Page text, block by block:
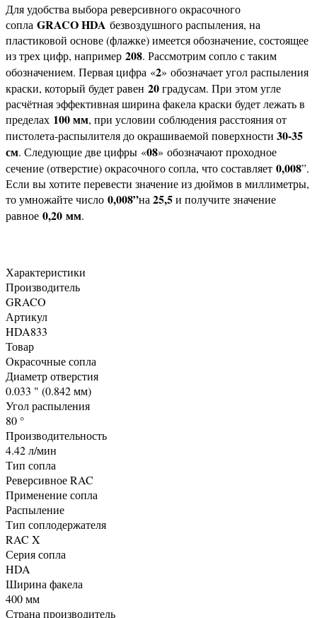
Для удобства выбора реверсивного окрасочного
сопла GRACO HDA безвоздушного распыления, на
пластиковой основе (флажке) имеется обозначение, состоящее
из трех цифр, например 208. Рассмотрим сопло с таким
обозначением. Первая цифра «2» обозначает угол распыления
краски, который будет равен 20градусам. При этом угле
расчётная эффективная ширина факела краски будет лежать в
пределах 100 мм, при условии соблюдения расстояния от
пистолета-распылителя до окрашиваемой поверхности 30-35
см. Следующие две цифры «08» обозначают проходное
сечение (отверстие) окрасочного сопла, что составляет 0,008”.
Если вы хотите перевести значение из дюймов в миллиметры,
то умножайте число 0,008”на 25,5и получите значение
равное 0,20 мм.
Характеристики
Производитель
GRACO
Артикул
HDA833
Товар
Окрасочные сопла
Диаметр отверстия
0.033 " (0.842 мм)
Угол распыления
80 °
Производительность
4.42 л/мин
Тип сопла
Реверсивное RAC
Применение сопла
Распыление
Тип соплодержателя
RAC X
Серия сопла
HDA
Ширина факела
400 мм
Страна производитель